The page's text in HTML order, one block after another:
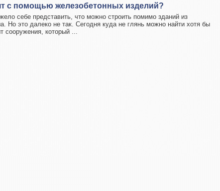
с помощью железобетонных изделий?
себе представить, что можно строить помимо зданий из
Но это далеко не так. Сегодня куда не глянь можно найти хотя бы
сооружения, который ...